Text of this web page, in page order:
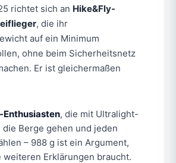
richtet sich an Hike&Fly-
, die ihr
auf ein Minimum
ohne beim Sicherheitsnetz
Er ist gleichermaßen
Enthusiasten, die mit Ultralight-
die Berge gehen und jeden
– 988 g ist ein Argument,
weiteren Erklärungen braucht.